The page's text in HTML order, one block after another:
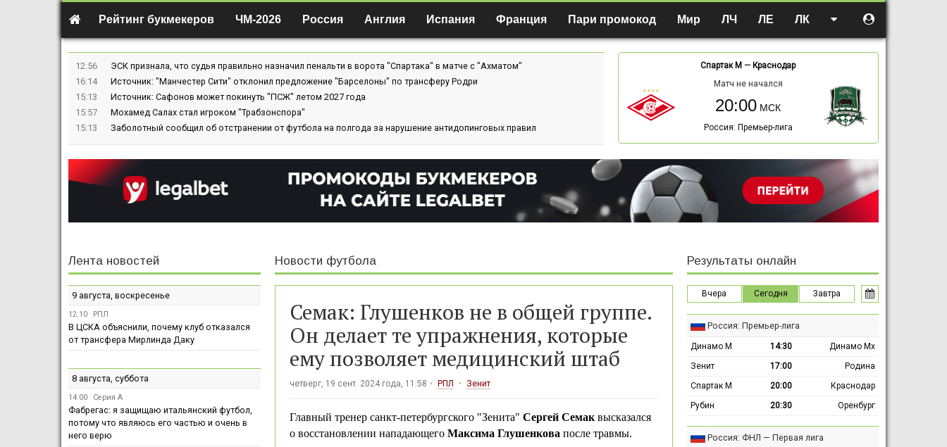
Рейтинг букмекеров ЧМ-2026 Россия Англия Испания Франция Пари промокод Мир ЛЧ ЛЕ ЛК
12:56
ЭСК признала, что судья правильно назначил пенальти в ворота "Спартака" в матче с "Ахматом"
16:14
Источник: "Манчестер Сити" отклонил предложение "Барселоны" по трансферу Родри
15:13
Источник: Сафонов может покинуть "ПСЖ" летом 2027 года
15:57
Мохамед Салах стал игроком "Трабзонспора"
15:13
Заболотный сообщил об отстранении от футбола на полгода за нарушение антидопинговых правил
Спартак М — Краснодар
Матч не начался
20:00
Россия: Премьер-лига
Новости футбола
Семак: Глушенков не в общей группе.
Он делает те упражнения, которые
ему позволяет медицинский штаб
четверг, 19 сент. 2024 года, 11:58 РПЛ Зенит
Главный тренер санкт-петербургского "Зенита" Сергей Семаквысказался
о восстановлении нападающего Максима Глушенкова после травмы.
Лента новостей
9 августа, воскресенье
12:10 РПЛ
В ЦСКА объяснили, почему клуб отказался
от трансфера Мирлинда Даку
8 августа, суббота
14:00 Серия А
Фабрегас: я защищаю итальянский футбол,
потому что являюсь его частью и очень в
него верю
Результаты онлайн
Вчера Сегодня Завтра
Россия: Премьер-лига
Динамо М 14:30
Динамо Мх
Зенит
17:00
Родина
Спартак М
20:00
Краснодар
Рубин
20:30 Оренбург
Россия: ФНЛ — Первая лига